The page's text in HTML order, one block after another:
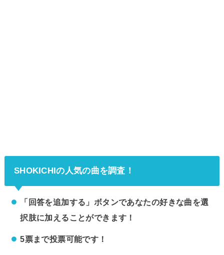
SHOKICHIの人気の曲を調査！
「回答を追加する」ボタンであなたの好きな曲を選
択肢に加えることができます！
5票まで投票可能です！